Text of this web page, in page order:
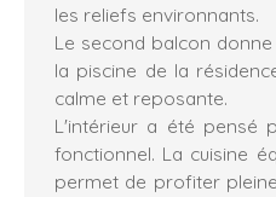
les reliefs environnants.
Le second balcon
la piscine de la
calme et reposante.
L'intérieur a été pensé
fonctionnel. La cuisine
permet de profiter